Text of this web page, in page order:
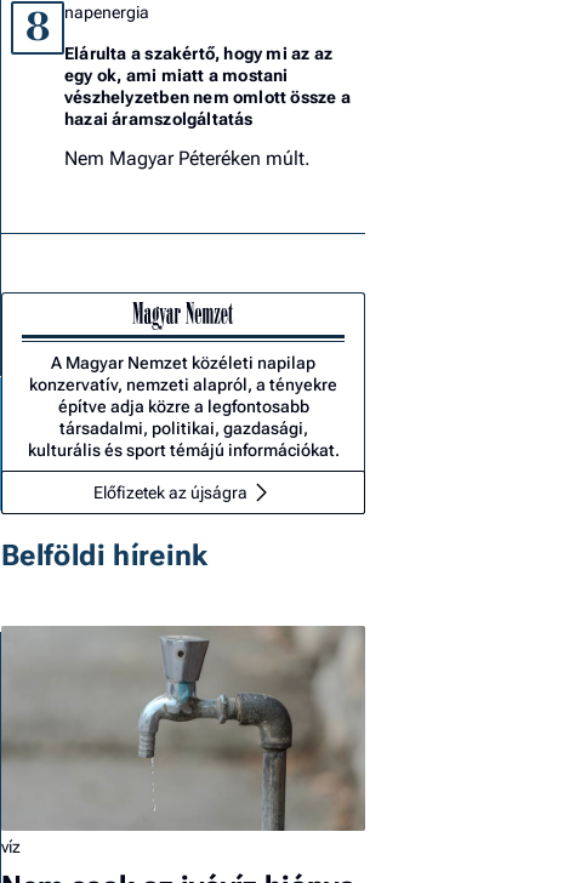
8 napenergia
Elárulta a szakértő, hogy mi az az
egy ok, ami miatt a mostani
vészhelyzetben nem omlott össze a
hazai áramszolgáltatás
Nem Magyar Péteréken múlt.
A Magyar Nemzet közéleti napilap
konzervatív, nemzeti alapról, a tényekre
építve adja közre a legfontosabb
társadalmi, politikai, gazdasági,
kulturális és sport témájú információkat.
Előfizetek az újságra
Belföldi híreink
víz